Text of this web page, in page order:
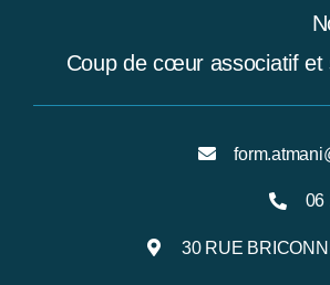
Coup de cœur associatif et
06
30 RUE